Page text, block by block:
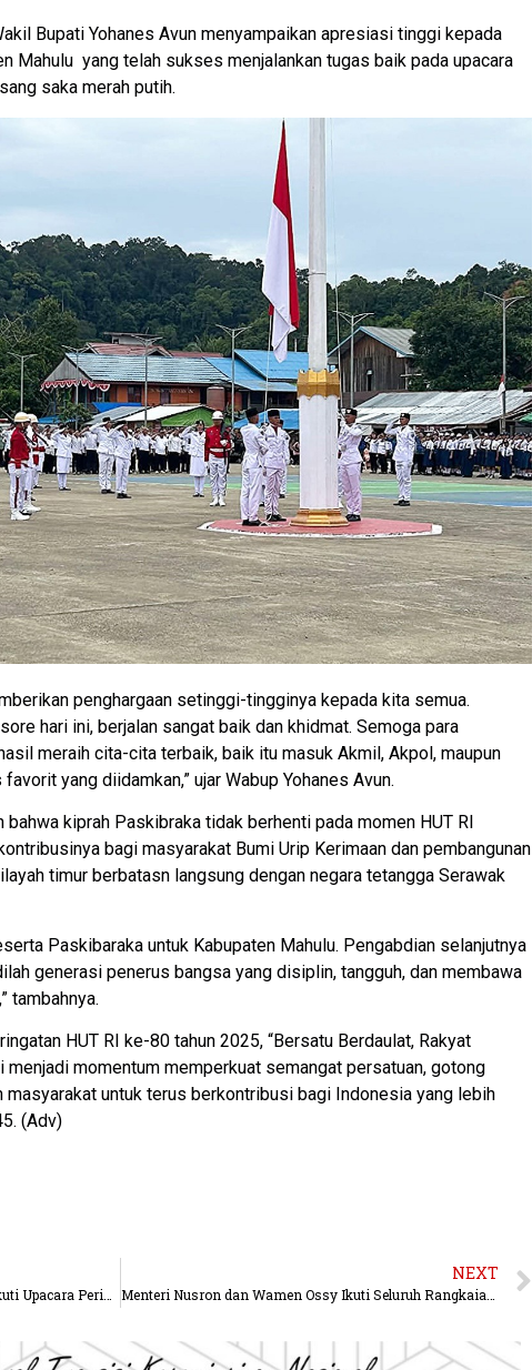
Bupati Yohanes Avun menyampaikan apresiasi tinggi kepada
Mahulu yang telah sukses menjalankan tugas baik pada upacara
saka merah putih.
penghargaan setinggi-tingginya kepada kita semua.
hari ini, berjalan sangat baik dan khidmat. Semoga para
meraih cita-cita terbaik, baik itu masuk Akmil, Akpol, maupun
yang diidamkan,” ujar Wabup Yohanes Avun.
kiprah Paskibraka tidak berhenti pada momen HUT RI
bagi masyarakat Bumi Urip Kerimaan dan pembangunan
timur berbatasn langsung dengan negara tetangga Serawak
Paskibaraka untuk Kabupaten Mahulu. Pengabdian selanjutnya
generasi penerus bangsa yang disiplin, tangguh, dan membawa
tambahnya.
HUT RI ke-80 tahun 2025, “Bersatu Berdaulat, Rakyat
menjadi momentum memperkuat semangat persatuan, gotong
untuk terus berkontribusi bagi Indonesia yang lebih
(Adv)
Kantor Pertanahan Kutai Kartanegara Ikuti Upacara Peringatan HUT ke-80 Kemerdekaan RI di Kanwil BPN Kaltim
NEXT
Menteri Nusron dan Wamen Ossy Ikuti Seluruh Rangkaian Upacara Peringatan Hari Kemerdekaan ke-80 Republik Indonesia